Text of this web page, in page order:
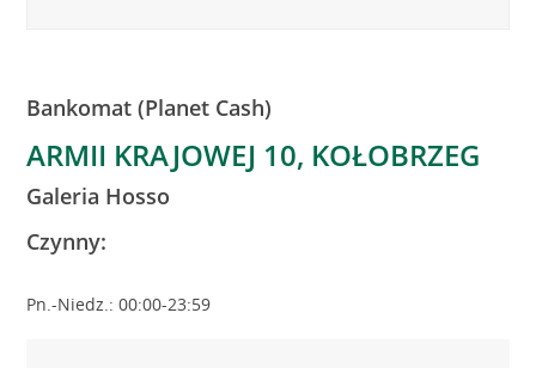
Bankomat (Planet Cash)
ARMII KRAJOWEJ 10, KOŁOBRZEG
Galeria Hosso
Czynny:
Pn.-Niedz.: 00:00-23:59